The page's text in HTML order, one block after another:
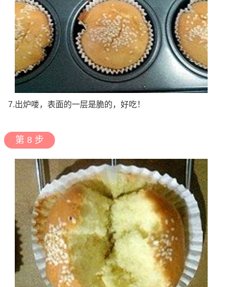
7.出炉喽，表面的一层是脆的，好吃！
第 8 步